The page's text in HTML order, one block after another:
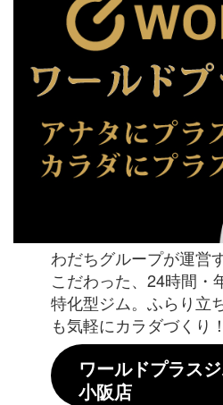
わだちグループが運営
こだわった、24時間・
特化型ジム。ふらり立
も気軽にカラダづくり！
ワールドプラス
小阪店